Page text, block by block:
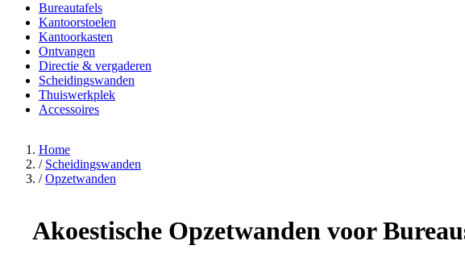
Bureautafels
Kantoorstoelen
Kantoorkasten
Ontvangen
Directie & vergaderen
Scheidingswanden
Thuiswerkplek
Accessoires
Home
/ Scheidingswanden
/ Opzetwanden
Akoestische Opzetwanden voor